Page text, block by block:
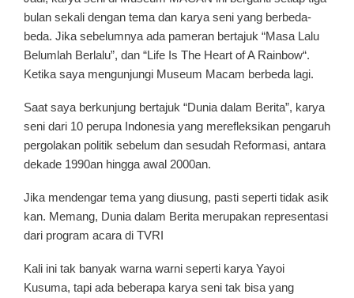
bulan sekali dengan tema dan karya seni yang berbeda-
beda. Jika sebelumnya ada pameran bertajuk “Masa Lalu
Belumlah Berlalu”, dan “Life Is The Heart of A Rainbow“.
Ketika saya mengunjungi Museum Macam berbeda lagi.
Saat saya berkunjung bertajuk “Dunia dalam Berita”, karya
seni dari 10 perupa Indonesia yang merefleksikan pengaruh
pergolakan politik sebelum dan sesudah Reformasi, antara
dekade 1990an hingga awal 2000an.
Jika mendengar tema yang diusung, pasti seperti tidak asik
kan. Memang, Dunia dalam Berita merupakan representasi
dari program acara di TVRI
Kali ini tak banyak warna warni seperti karya Yayoi
Kusuma, tapi ada beberapa karya seni tak bisa yang